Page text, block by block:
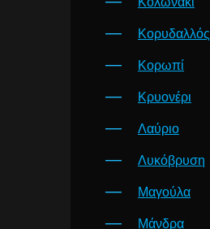
Κορυδαλλός
Κορωπί
Κρυονέρι
Λαύριο
Λυκόβρυση
Μαγούλα
Μάνδρα